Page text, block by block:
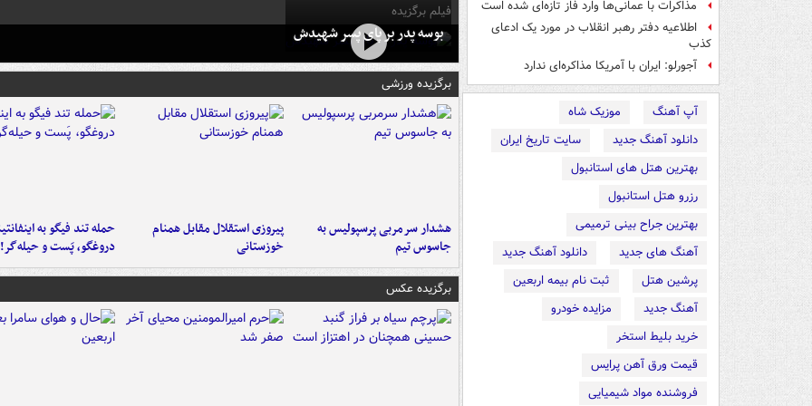
مذاکرات با عمانی‌ها وارد فاز تازه‌ای شده است
اطلاعیه دفتر رهبر انقلاب در مورد یک ادعای
کذب
آجورلو: ایران با آمریکا مذاکره‌ای ندارد
آپ آهنگ
موزیک شاه
دانلود آهنگ جدید
سایت تاریخ ایران
بهترین هتل های استانبول
رزرو هتل استانبول
بهترین جراح بینی ترمیمی
آهنگ های جدید
دانلود آهنگ جدید
پرشین هتل
ثبت نام بیمه اربعین
آهنگ جدید
مزایده خودرو
خرید بلیط استخر
قیمت ورق آهن پرایس
فروشنده مواد شیمیایی
فیلم برگزیده
بوسه‌ پدر بر پای پسر شهیدش
برگزیده ورزشی
هشدار سرمربی پرسپولیس به
جاسوس تیم
پیروزی استقلال مقابل همنام
خوزستانی
حمله تند فیگو به
دروغگو، پَست‌ و حیله‌گر!
برگزیده عکس